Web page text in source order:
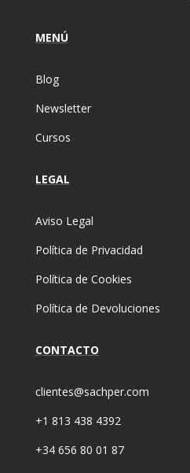
MENÚ
Blog
Newsletter
Cursos
LEGAL
Aviso Legal
Política de Privacidad
Política de Cookies
Política de Devoluciones
CONTACTO
clientes@sachper.com
+1 813 438 4392
+34 656 80 01 87